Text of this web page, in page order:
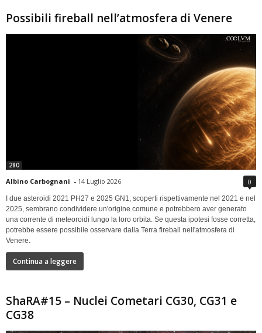
Possibili fireball nell’atmosfera di Venere
280
Albino Carbognani - 14 Luglio 2026 0
I due asteroidi 2021 PH27 e 2025 GN1, scoperti rispettivamente nel 2021 e nel
2025, sembrano condividere un'origine comune e potrebbero aver generato
una corrente di meteoroidi lungo la loro orbita. Se questa ipotesi fosse corretta,
potrebbe essere possibile osservare dalla Terra fireball nell'atmosfera di
Venere.
Continua a leggere
ShaRA#15 – Nuclei Cometari CG30, CG31 e
CG38